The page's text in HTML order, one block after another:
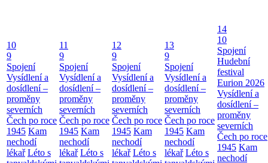
10
9
Spojení
Vysídlení a
dosídlení –
proměny
severních
Čech po roce
1945 Kam
nechodí
lékař Léto s
11
9
Spojení
Vysídlení a
dosídlení –
proměny
severních
Čech po roce
1945 Kam
nechodí
lékař Léto s
12
9
Spojení
Vysídlení a
dosídlení –
proměny
severních
Čech po roce
1945 Kam
nechodí
lékař Léto s
13
9
Spojení
Vysídlení a
dosídlení –
proměny
severních
Čech po roce
1945 Kam
nechodí
lékař Léto s
14
10
Spojení
Hudební
festival
Eurion 2026
Vysídlení a
dosídlení –
proměny
severních
Čech po roce
1945 Kam
nechodí